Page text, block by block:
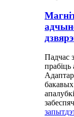
Падчас
прабіць
запыт